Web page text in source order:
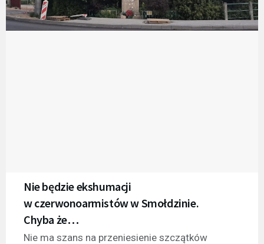
Nie będzie ekshumacji
w czerwonoarmistów w Smołdzinie.
Chyba że…
Nie ma szans na przeniesienie szczątków